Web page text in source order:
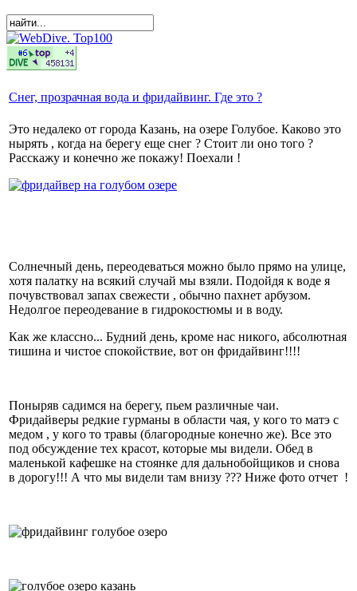
Снег, прозрачная вода и фридайвинг. Где это ?
Это недалеко от города Казань, на озере Голубое. Каково это
нырять , когда на берегу еще снег ? Стоит ли оно того ?
Расскажу и конечно же покажу! Поехали !
Солнечный день, переодеваться можно было прямо на улице,
хотя палатку на всякий случай мы взяли. Подойдя к воде я
почувствовал запах свежести , обычно пахнет арбузом.
Недолгое переодевание в гидрокостюмы и в воду.
Как же классно... Будний день, кроме нас никого, абсолютная
тишина и чистое спокойствие, вот он фридайвинг!!!!
Поныряв садимся на берегу, пьем различные чаи.
Фридайверы редкие гурманы в области чая, у кого то матэ с
медом , у кого то травы (благородные конечно же). Все это
под обсуждение тех красот, которые мы видели. Обед в
маленькой кафешке на стоянке для дальнобойщиков и снова
в дорогу!!! А что мы видели там внизу ??? Ниже фото отчет !